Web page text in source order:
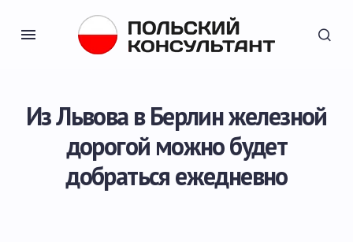
Из Львова в Берлин железной
дорогой можно будет
добраться ежедневно